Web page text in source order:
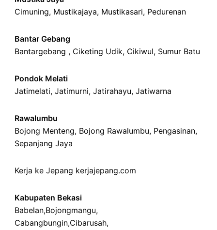
Cimuning, Mustikajaya, Mustikasari, Pedurenan
Bantar Gebang
Bantargebang , Ciketing Udik, Cikiwul, Sumur Batu
Pondok Melati
Jatimelati, Jatimurni, Jatirahayu, Jatiwarna
Rawalumbu
Bojong Menteng, Bojong Rawalumbu, Pengasinan,
Sepanjang Jaya
Kerja ke Jepang kerjajepang.com
Kabupaten Bekasi
Babelan,Bojongmangu,
Cabangbungin,Cibarusah,